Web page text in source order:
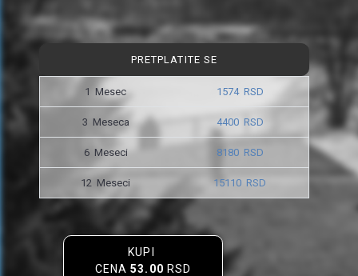
PRETPLATITE SE
1 Mesec 1574 RSD
3 Meseca 4400 RSD
6 Meseci 8180 RSD
12 Meseci 15110 RSD
KUPI
CENA53.00 RSD